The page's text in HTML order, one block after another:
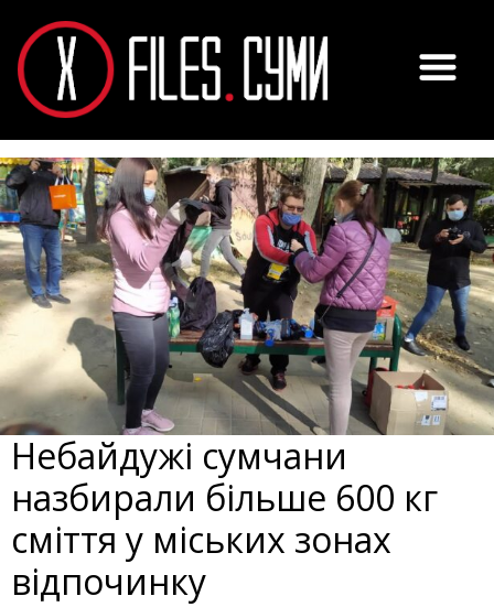
Небайдужі сумчани
назбирали більше 600 кг
сміття у міських зонах
відпочинку